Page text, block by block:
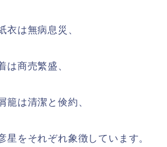
衣は無病息災、
は商売繁盛、
籠は清潔と倹約、
星をそれぞれ象徴しています。